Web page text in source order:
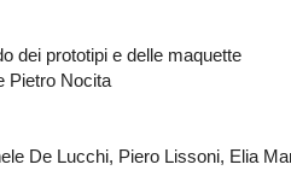
dei prototipi e delle maquette
Pietro Nocita
De Lucchi, Piero Lissoni, Elia